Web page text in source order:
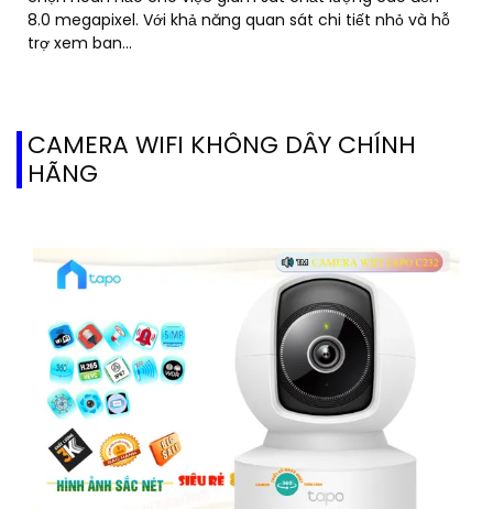
8.0 megapixel. Với khả năng quan sát chi tiết nhỏ và hỗ
trợ xem ban...
CAMERA WIFI KHÔNG DÂY CHÍNH
HÃNG